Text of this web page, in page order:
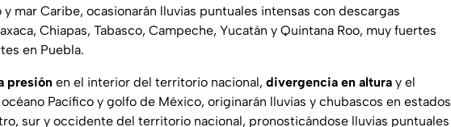
mar Caribe, ocasionarán lluvias puntuales intensas con descargas
Chiapas, Tabasco, Campeche, Yucatán y Quintana Roo, muy fuertes
en Puebla.
presión en el interior del territorio nacional, divergencia en altura y el
Pacífico y golfo de México, originarán lluvias y chubascos en estados
sur y occidente del territorio nacional, pronosticándose lluvias puntuales